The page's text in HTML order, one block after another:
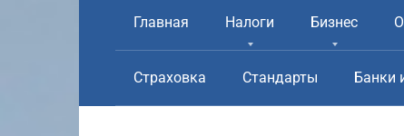
Главная Налоги Бизнес
Страховка Стандарты Банки